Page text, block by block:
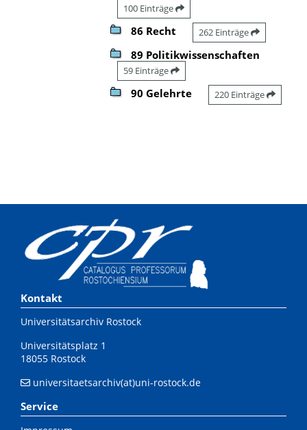
100 Einträge
86 Recht 262 Einträge
89 Politikwissenschaften
59 Einträge
90 Gelehrte 220 Einträge
Kontakt
Universitätsarchiv Rostock
Universitätsplatz 1
18055 Rostock
universitaetsarchiv(at)uni-rostock.de
Service